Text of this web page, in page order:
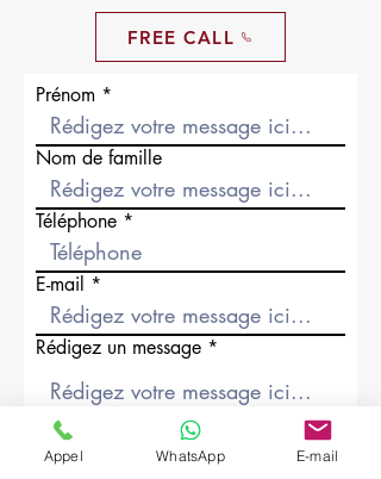
FREE CALL
Prénom
Nom de famille
Téléphone
E-mail
Rédigez un message
Société
Appel WhatsApp E-mail